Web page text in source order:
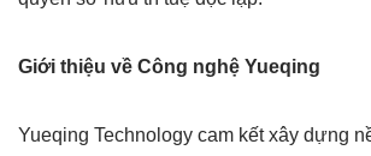
Giới thiệu về Công nghệ Yueqing
Yueqing Technology cam kết xây dựng